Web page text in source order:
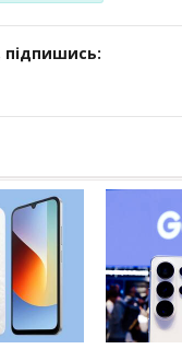
підпишись: